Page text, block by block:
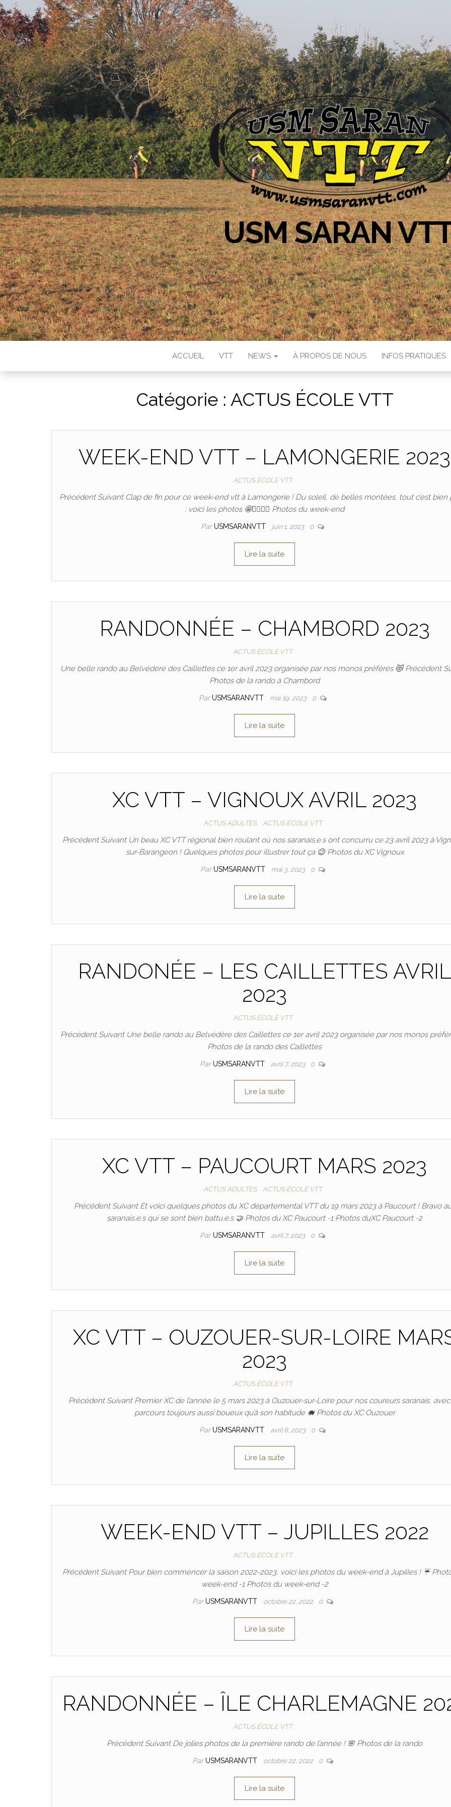
USM SARAN
ACCUEIL VTT NEWS À PROPOS DE NOUS INFOS PRATIQUES
Catégorie : ACTUS ÉCOLE VTT
WEEK-END VTT – LAMONGERIE 2023
ACTUS ÉCOLE VTT
Précédent Suivant Clap de fin pour ce week-end vtt à Lamongerie ! Du soleil, de belles montées, tout c’est bien
: voici les photos 🤩🚵‍♀️🚵‍♂️ Photos du week-end
Par USMSARANVTT juin 1, 2023 0
Lire la suite
RANDONNÉE – CHAMBORD 2023
ACTUS ÉCOLE VTT
Une belle rando au Belvédère des Caillettes ce 1er avril 2023 organisée par nos monos préférés 😻 Précédent
Photos de la rando à Chambord
Par USMSARANVTT mai 19, 2023 0
Lire la suite
XC VTT – VIGNOUX AVRIL 2023
ACTUS ADULTES ACTUS ÉCOLE VTT
Précédent Suivant Un beau XC VTT régional bien roulant où nos saranais.e.s ont concurru ce 23 avril 2023 à
sur-Barangeon ! Quelques photos pour illustrer tout ça 😉 Photos du XC Vignoux
Par USMSARANVTT mai 3, 2023 0
Lire la suite
RANDONÉE – LES CAILLETTES AVRIL
2023
ACTUS ÉCOLE VTT
Précédent Suivant Une belle rando au Belvédère des Caillettes ce 1er avril 2023 organisée par nos monos
Photos de la rando des Caillettes
Par USMSARANVTT avril 7, 2023 0
Lire la suite
XC VTT – PAUCOURT MARS 2023
ACTUS ADULTES ACTUS ÉCOLE VTT
Précédent Suivant Et voici quelques photos du XC départemental VTT du 19 mars 2023 à Paucourt ! Bravo
saranais.e.s qui se sont bien battu.e.s 🤝 Photos du XC Paucourt -1 Photos duXC Paucourt -2
Par USMSARANVTT avril 7, 2023 0
Lire la suite
XC VTT – OUZOUER-SUR-LOIRE
2023
ACTUS ÉCOLE VTT
Précédent Suivant Premier XC de l’année le 5 mars 2023 à Ouzouer-sur-Loire pour nos coureurs saranais,
parcours toujours aussi boueux qu’à son habitude 🐗 Photos du XC Ouzouer
Par USMSARANVTT avril 6, 2023 0
Lire la suite
WEEK-END VTT – JUPILLES 2022
ACTUS ÉCOLE VTT
Précédent Suivant Pour bien commencer la saison 2022-2023, voici les photos du week-end à Jupilles ! ☔️
week-end -1 Photos du week-end -2
Par USMSARANVTT octobre 22, 2022 0
Lire la suite
RANDONNÉE – ÎLE CHARLEMAGNE
ACTUS ÉCOLE VTT
Précédent Suivant De jolies photos de la première rando de l’année ! 🌸 Photos de la rando
Par USMSARANVTT octobre 22, 2022 0
Lire la suite